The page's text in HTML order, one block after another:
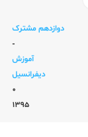
دوازدهم مشترک
-
آموزش
دیفرانسیل
0
1395